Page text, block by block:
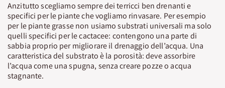
Anzitutto scegliamo sempre dei terricci ben drenanti e
specifici per le piante che vogliamo rinvasare. Per esempio
per le piante grasse non usiamo substrati universali ma solo
quelli specifici per le cactacee: contengono una parte di
sabbia proprio per migliorare il drenaggio dell’acqua. Una
caratteristica del substrato è la porosità: deve assorbire
l’acqua come una spugna, senza creare pozze o acqua
stagnante.